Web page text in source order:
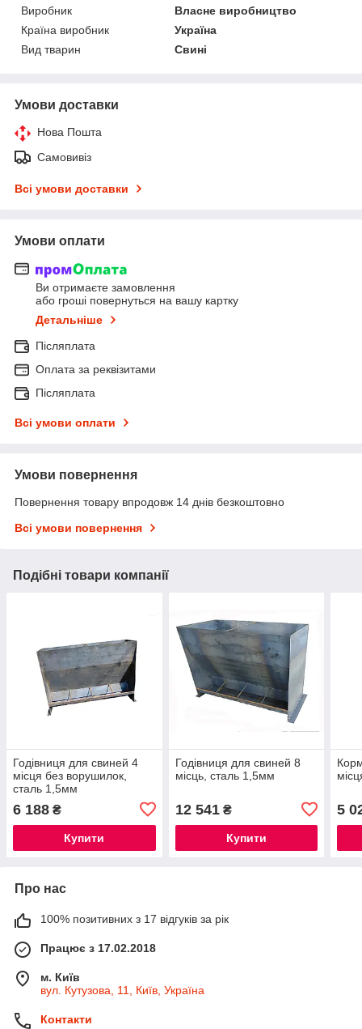
Виробник
Власне виробництво
Країна виробник
Україна
Вид тварин
Свині
Умови доставки
Нова Пошта
Самовивіз
Всі умови доставки
Умови оплати
Ви отримаєте замовлення
або гроші повернуться на вашу картку
Детальніше
Післяплата
Оплата за реквізитами
Післяплата
Всі умови оплати
Умови повернення
Повернення товару впродовж 14 днів безкоштовно
Всі умови повернення
Подібні товари компанії
Годівниця для свиней 4
місця без ворушилок,
сталь 1,5мм
6 188 ₴
Купити
Годівниця для свиней 8
місць, сталь 1,5мм
12 541₴
Купити
5
Про нас
100% позитивних з 17 відгуків за рік
Працює з 17.02.2018
м. Київ
вул. Кутузова, 11, Київ, Україна
Контакти